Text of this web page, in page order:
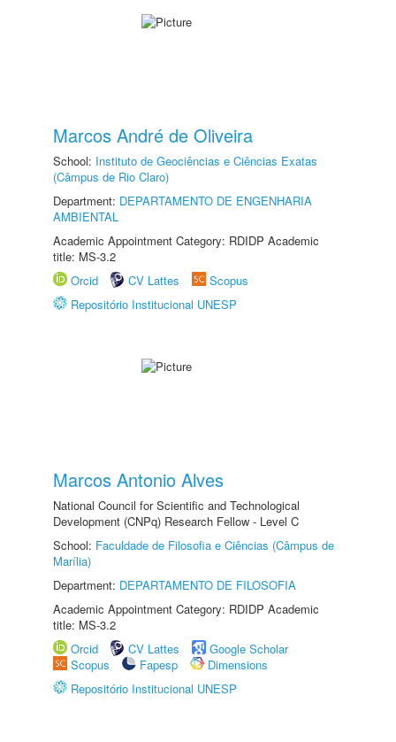
Marcos André de Oliveira
School: Instituto de Geociências e Ciências Exatas
(Câmpus de Rio Claro)
Department: DEPARTAMENTO DE ENGENHARIA
AMBIENTAL
Academic Appointment Category: RDIDP Academic
title: MS-3.2
Orcid
CV Lattes
Scopus
Repositório Institucional UNESP
Marcos Antonio Alves
National Council for Scientific and Technological
Development (CNPq) Research Fellow - Level C
School: Faculdade de Filosofia e Ciências (Câmpus de
Marília)
Department: DEPARTAMENTO DE FILOSOFIA
Academic Appointment Category: RDIDP Academic
title: MS-3.2
Orcid
CV Lattes
Google Scholar
Scopus
Fapesp
Dimensions
Repositório Institucional UNESP